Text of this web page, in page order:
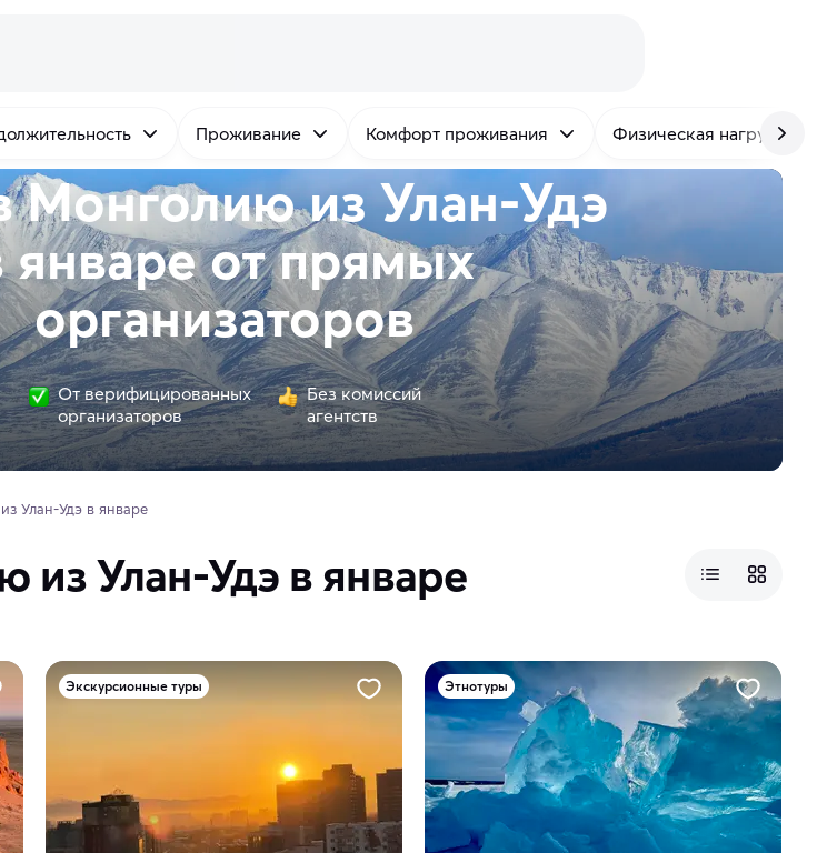
Проживание Комфорт проживания Физическая нагрузка
Монголию из Улан-Удэ
январе отпрямых
организаторов
От верифицированных
организаторов
Без комиссий
агентств
Улан-Удэ в январе
из Улан-Удэ в январе
Экскурсионные туры Этнотуры